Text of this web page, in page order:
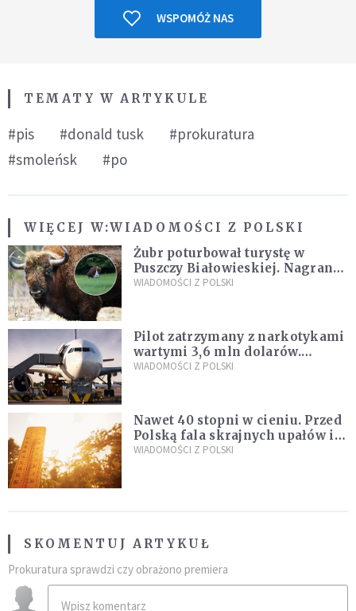
WSPOMÓŻ NAS
TEMATY W ARTYKULE
#pis #donald tusk
#prokuratura
#smoleńsk
#po
WIĘCEJ W:WIADOMOŚCI Z POLSKI
Żubr poturbował turystę w
Puszczy Białowieskiej. Nagranie
daje do myślenia
WIADOMOŚCI Z POLSKI
Pilot zatrzymany z narkotykami
wartymi 3,6 mln dolarów.
Śledczy podejrzewają, że latał
WIADOMOŚCI Z POLSKI
Nawet 40 stopni w cieniu. Przed
Polską fala skrajnych upałów i
gwałtowne burze
WIADOMOŚCI Z POLSKI
SKOMENTUJ ARTYKUŁ
Prokuratura sprawdzi czy obrażono premiera